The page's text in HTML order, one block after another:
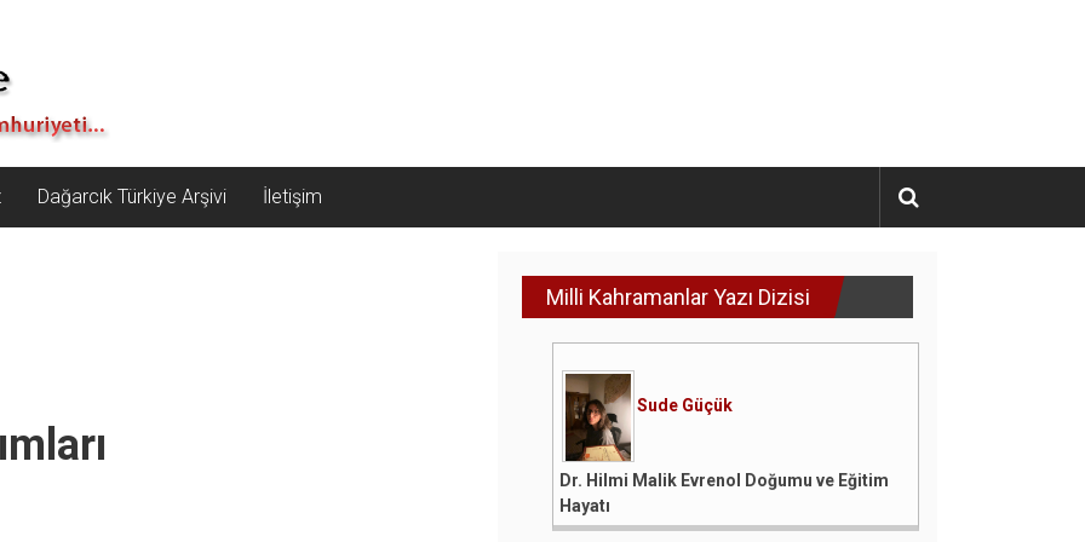
Dağarcık Türkiye Arşivi İletişim
Milli Kahramanlar Yazı Dizisi
Sude Güçük
Dr. Hilmi Malik Evrenol Doğumu ve Eğitim
Hayatı